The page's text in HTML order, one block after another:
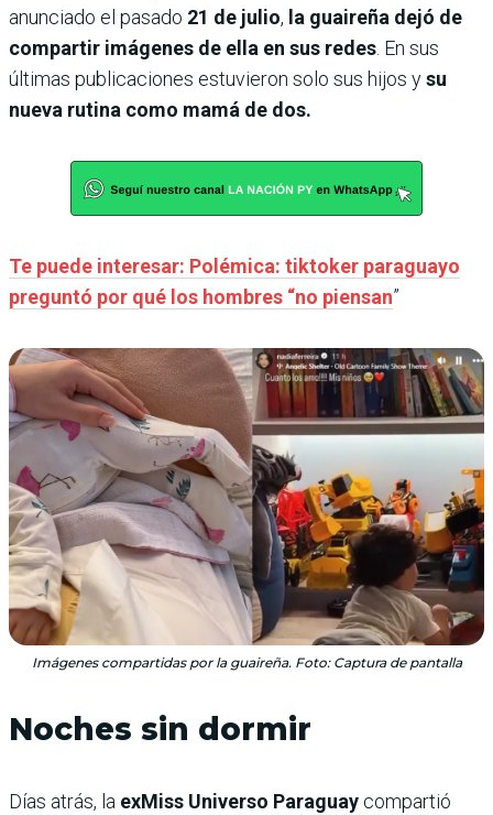
anunciado el pasado 21 de julio, la guaireña dejó de
compartir imágenes de ella en sus redes. En sus
últimas publicaciones estuvieron solo sus hijos ysu
nueva rutina como mamá de dos.
Te puede interesar: Polémica: tiktoker paraguayo
preguntó por qué los hombres “no piensan”
Imágenes compartidas por la guaireña. Foto: Captura de pantalla
Noches sin dormir
Días atrás, la exMiss Universo Paraguay compartió